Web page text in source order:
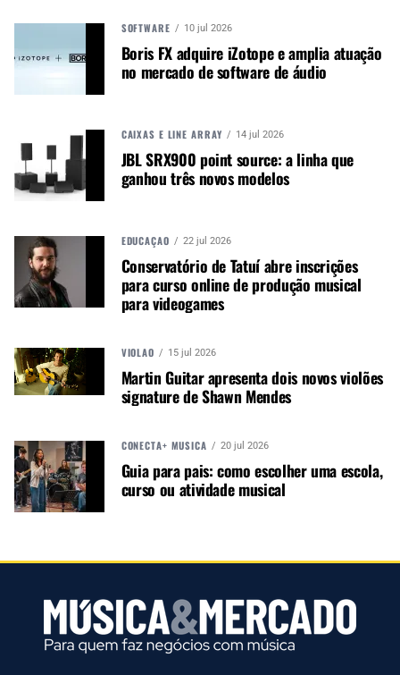
uma maravilha de tocar e pode fazer muito com
diferentes combinações de peles e técnicas de
amortecimento. O Poplar é uma madeira macia,
por isso funciona bem para tamanhos menores. E
NAMM, ficamos animados com a reação dos
bateristas mais jovens ao ver os novos
acabamentos.“
Pale Rose
PDNY1604PR
Electric Green
PDNY1604EL
Black Onyx
PDNY1604BO
Autor:Redação M&M
Música &amp; Mercado é uma
negócios para o music business,
iluminação e instrumentos
musicais. Nós amamos o que
fazemos.
SOFTWARE 10 jul 2026
Boris FX adquire iZotope e amplia atuação
no mercado de software de áudio
CAIXAS E LINE ARRAY 14 jul 2026
JBL SRX900 point source: a linha que
ganhou três novos modelos
EDUCAÇÃO 22 jul 2026
Conservatório de Tatuí abre inscrições
para curso online de produção musical
para videogames
VIOLÃO 15 jul 2026
Martin Guitar apresenta dois novos violões
signature de Shawn Mendes
CONECTA+ MÚSICA 20 jul 2026
Guia para pais: como escolher uma escola,
curso ou atividade musical